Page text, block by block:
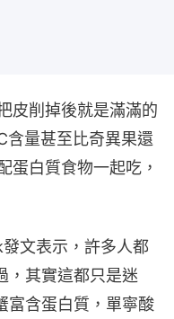
皮削掉後就是滿滿的
含量甚至比奇異果還
蛋白質食物一起吃，
文表示，許多人都
，其實這都只是迷
富含蛋白質，單寧酸